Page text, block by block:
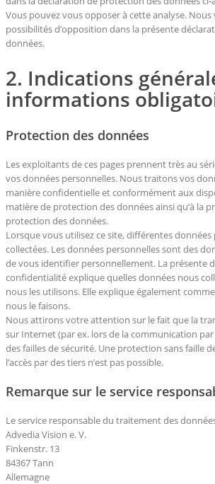
Vous pouvez vous opposer à cette analyse.
possibilités d’opposition dans la présente
données.
2. Indications
informations
Protection des données
Les exploitants de ces pages prennent très au
vos données personnelles. Nous traitons vos
manière confidentielle et conformément aux
matière de protection des données ainsi qu’à la
protection des données.
Lorsque vous utilisez ce site, différentes
collectées. Les données personnelles sont des
de vous identifier personnellement. La présente
confidentialité explique quelles données nous
nous les utilisons. Elle explique également
nous le faisons.
Nous attirons votre attention sur le fait que la
sur Internet (par ex. lors de la communication
des failles de sécurité. Une protection sans faille
l’accès par des tiers n’est pas possible.
Remarque sur le service
Le service responsable du traitement des
Advedia Vision e. V.
Finkenstr. 13
84367 Tann
Allemagne